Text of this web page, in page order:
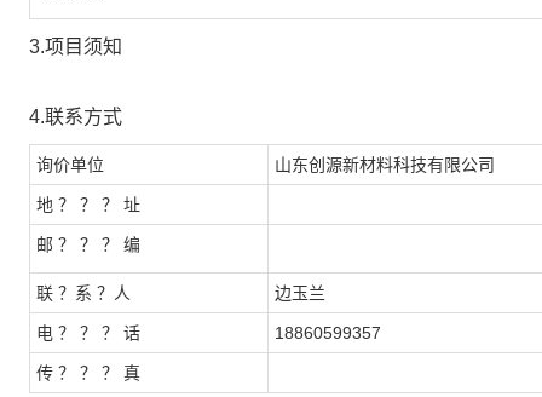
3.项目须知
4.联系方式
询价单位 山东创源新材料科技有限公司
地 ？ ？ ？ 址
邮 ？ ？ ？ 编
联 ？系 ？人 边玉兰
电 ？ ？ ？ 话 18860599357
传 ？ ？ ？ 真